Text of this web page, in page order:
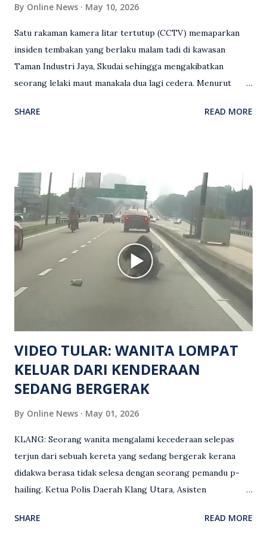
By Online News May 10, 2026
Satu rakaman kamera litar tertutup (CCTV) memaparkan
insiden tembakan yang berlaku malam tadi di kawasan
Taman Industri Jaya, Skudai sehingga mengakibatkan
seorang lelaki maut manakala dua lagi cedera. Menurut
kejadian berlaku sekitar jam 11 malam dan pihak polis
hiburan di kawasan berkenaan. Seorang mangsa disahkan
meninggal dunia di lokasi kejadian akibat terkena tembakan,
manakala seorang lagi mangsa mengalami kecederaan.
Turut dipercayai terdapat seorang lagi individu cedera
namun identitinya masih belum dikenal pasti selepas dibawa
keluar dari lokasi oleh kenalannya. Polis kini sedang giat
mengesan dua suspek yang masih bebas bagi membantu
siasatan lanjut. Kes disiasat mengikut Seksyen 302 Kanun
Keseksaan kerana membunuh. Orang ramai yang mempunyai
maklumat diminta t...
SHARE READ MORE
VIDEO TULAR: WANITA LOMPAT
KELUAR DARI KENDERAAN
SEDANG BERGERAK
By Online News May 01, 2026
KLANG: Seorang wanita mengalami kecederaan selepas
terjun dari sebuah kereta yang sedang bergerak kerana
didakwa berasa tidak selesa dengan seorang pemandu p-
hailing. Ketua Polis Daerah Klang Utara, Asisten
(2 Mei), berkata pemandu berusia 47 tahun itu telah
SHARE READ MORE